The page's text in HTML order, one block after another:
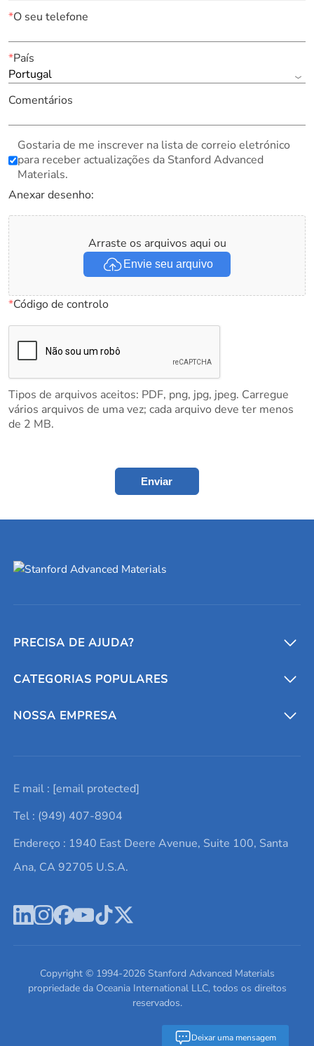
*O seu telefone
*País
Portugal
Comentários
Gostaria de me inscrever na lista de correio eletrónico
para receber actualizações da Stanford Advanced
Materials.
Anexar desenho:
Arraste os arquivos aqui ou
Envie seu arquivo
*Código de controlo
Tipos de arquivos aceitos: PDF, png, jpg, jpeg. Carregue
vários arquivos de uma vez; cada arquivo deve ter menos
de 2 MB.
Enviar
Deixar uma mensagem
PRECISA DE AJUDA?
Conversores e calculadoras
Entre em contato conosco
Lista de consultas
Termos e Condições
Política de Privacidade
CATEGORIAS POPULARES
Metais refratários
Elementos de terras raras
Alvos de pulverização catódica
Ácido hialurônico
NOSSA EMPRESA
Promoções atuais
Notícias e blogs
Estudos de caso
Escreva para nós
E mail : [email protected]
Tel : (949) 407-8904
Endereço : 1940 East Deere Avenue, Suite 100, Santa
Ana, CA 92705 U.S.A.
Copyright © 1994-2026Stanford Advanced Materials
propriedade da Oceania International LLC, todos os direitos
reservados.